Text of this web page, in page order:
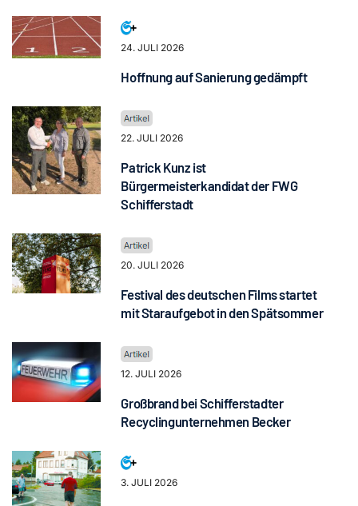
24. JULI 2026
Hoffnung auf Sanierung gedämpft
22. JULI 2026
Patrick Kunz ist
Bürgermeisterkandidat der FWG
Schifferstadt
20. JULI 2026
Festival des deutschen Films startet
mit Staraufgebot in den Spätsommer
12. JULI 2026
Großbrand bei Schifferstadter
Recyclingunternehmen Becker
3. JULI 2026